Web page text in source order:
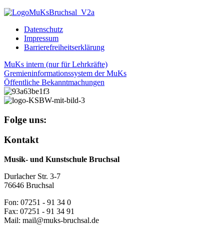
Datenschutz
Impressum
Barrierefreiheitserklärung
MuKs intern (nur für Lehrkräfte)
Gremieninformationssystem der MuKs
Öffentliche Bekanntmachungen
Folge uns:
Kontakt
Musik- und Kunstschule Bruchsal
Durlacher Str. 3-7
76646 Bruchsal
Fon: 07251 - 91 34 0
Fax: 07251 - 91 34 91
Mail: mail@muks-bruchsal.de